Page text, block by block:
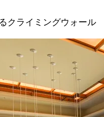
クライミングウォール